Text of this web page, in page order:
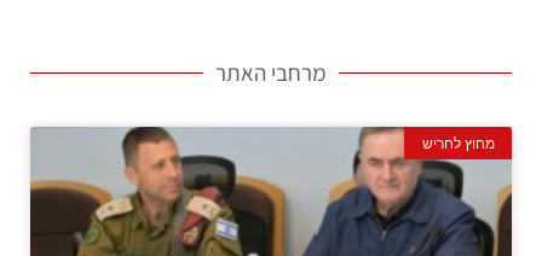
מרחבי האתר
מחוץ לחריש